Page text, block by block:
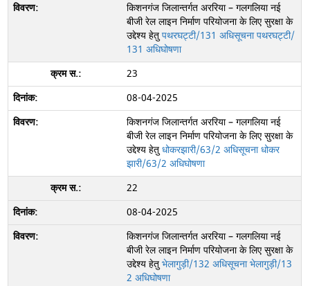
किशनगंज जिलान्तर्गत अररिया – गलगलिया नई
बीजी रेल लाइन निर्माण परियोजना के लिए सुरक्षा के
उद्देश्य हेतुपथरघट्टी/131 अधिसूचना पथरघट्टी/
131 अधिघोषणा
23
08-04-2025
किशनगंज जिलान्तर्गत अररिया – गलगलिया नई
बीजी रेल लाइन निर्माण परियोजना के लिए सुरक्षा के
उद्देश्य हेतुधोकरझारी/63/2 अधिसूचना धोकर
झारी/63/2 अधिघोषणा
22
08-04-2025
किशनगंज जिलान्तर्गत अररिया – गलगलिया नई
बीजी रेल लाइन निर्माण परियोजना के लिए सुरक्षा के
उद्देश्य हेतुभेलागुड़ी/132 अधिसूचना भेलागुड़ी/13
2 अधिघोषणा